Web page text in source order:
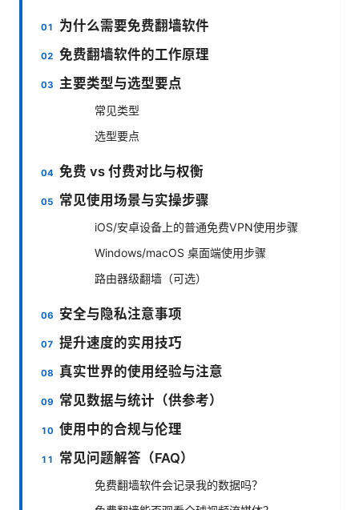
为什么需要免费翻墙软件
免费翻墙软件的工作原理
主要类型与选型要点
常见类型
选型要点
免费 vs 付费对比与权衡
常见使用场景与实操步骤
iOS/安卓设备上的普通免费VPN使用步骤
Windows/macOS 桌面端使用步骤
路由器级翻墙（可选）
安全与隐私注意事项
提升速度的实用技巧
真实世界的使用经验与注意
常见数据与统计（供参考）
使用中的合规与伦理
常见问题解答（FAQ）
免费翻墙软件会记录我的数据吗？